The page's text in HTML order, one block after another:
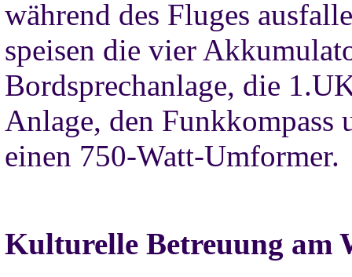
während des Fluges
speisen die vier
Bordsprechanlage, die
Anlage, den Funkkompass
einen 750-Watt-Umformer.
Kulturelle Betreuung am